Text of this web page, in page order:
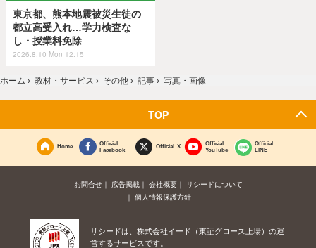
東京都、熊本地震被災生徒の
都立高受入れ…学力検査な
し・授業料免除
2026.8.10 Mon 12:15
ホーム › 教材・サービス › その他 › 記事 › 写真・画像
TOP
Home
Official
Facebook
Official X
Official
YouTube
Official
LINE
お問合せ 広告掲載 会社概要
リシードについて
個人情報保護方針
リシードは、株式会社イード（東証グロース上場）の運
営するサービスです。